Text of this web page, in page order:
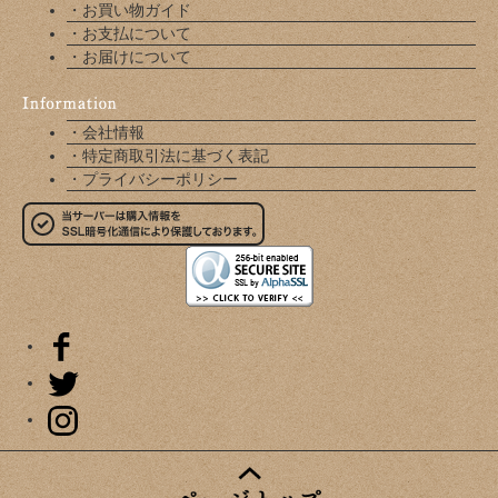
・お買い物ガイド
・お支払について
・お届けについて
・会社情報
・特定商取引法に基づく表記
・プライバシーポリシー